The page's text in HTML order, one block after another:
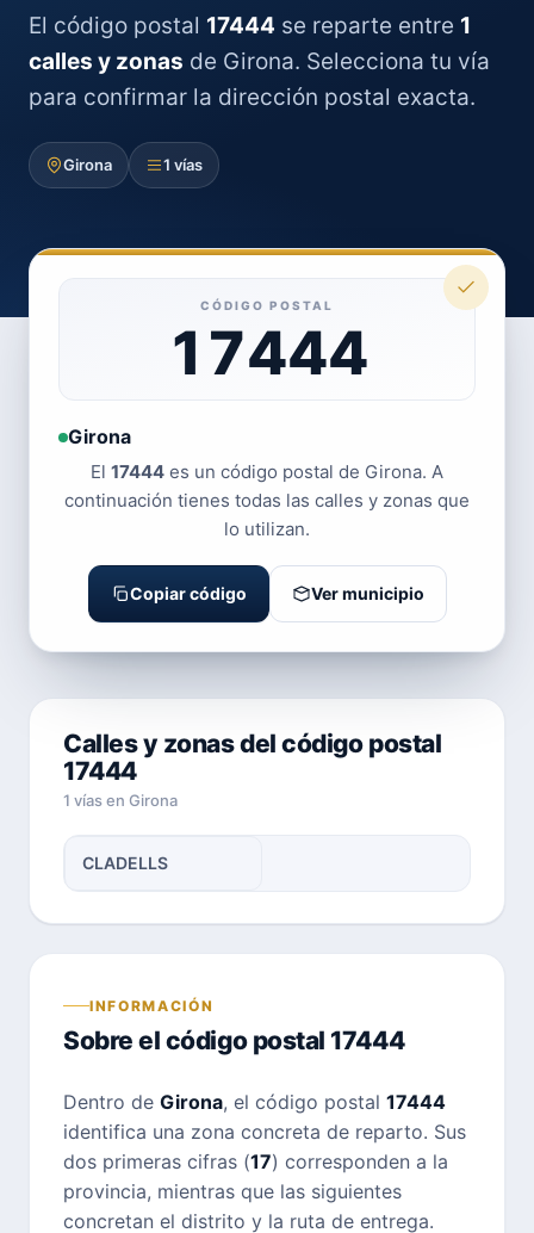
El código postal 17444 se reparte entre 1
calles y zonas de Girona. Selecciona tu vía
para confirmar la dirección postal exacta.
Girona 1 vías
CÓDIGO POSTAL
17444
Girona
El 17444 es un código postal de Girona. A
continuación tienes todas las calles y zonas que
lo utilizan.
Copiar código Ver municipio
Calles y zonas del código postal
17444
1 vías en Girona
CLADELLS
INFORMACIÓN
Sobre el código postal 17444
Dentro de Girona, el código postal 17444
identifica una zona concreta de reparto. Sus
dos primeras cifras (17) corresponden a la
provincia, mientras que las siguientes
concretan el distrito y la ruta de entrega.